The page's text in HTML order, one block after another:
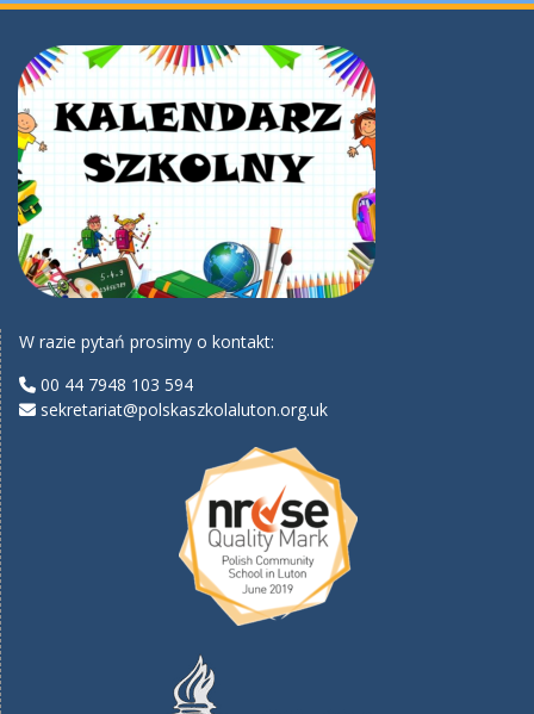
W razie pytań prosimy o kontakt:
00 44 7948 103 594
sekretariat@polskaszkolaluton.org.uk